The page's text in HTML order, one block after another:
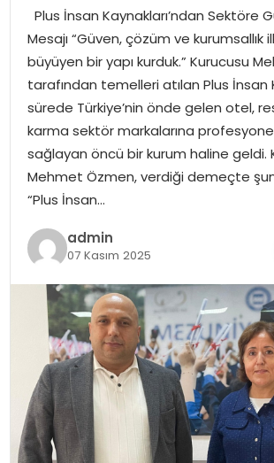
MAGAZIN
SAĞLIK
SOSYAL HABER
Plus İnsan Kaynakları’ndan Sektöre
Mesajı “Güven, çözüm ve kurumsallık
büyüyen bir yapı kurduk.” Kurucusu
tarafından temelleri atılan Plus İnsan
sürede Türkiye’nin önde gelen otel,
karma sektör markalarına
sağlayan öncü bir kurum haline geldi.
Mehmet Özmen, verdiği demeçte
“Plus İnsan…
admin
07 Kasım 2025